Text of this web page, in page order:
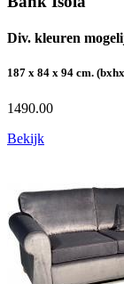
Div. kleuren
187 x 84 x 94 cm.
1490.00
Bekijk